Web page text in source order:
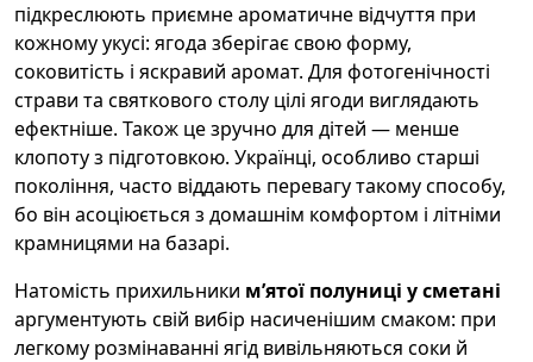
підкреслюють приємне ароматичне відчуття при
кожному укусі: ягода зберігає свою форму,
соковитість і яскравий аромат. Для фотогенічності
страви та святкового столу цілі ягоди виглядають
ефектніше. Також це зручно для дітей — менше
клопоту з підготовкою. Українці, особливо старші
покоління, часто віддають перевагу такому способу,
бо він асоціюється з домашнім комфортом і літніми
крамницями на базарі.
Натомість прихильники м’ятої полуниці у сметані
аргументують свій вибір насиченішим смаком: при
легкому розмінаванні ягід вивільняються соки й